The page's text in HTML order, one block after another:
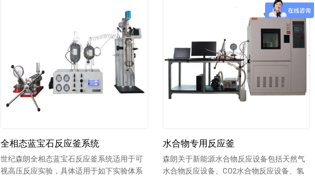
全相态蓝宝石反应釜系统
世纪森朗全相态蓝宝石反应釜系统适用于可
视高压反应实验，具体适用于如下实验体系
水合物专用反应釜
森朗关于新能源水合物反应设备包括天然气
水合物反应设备、CO2水合物反应设备、氢